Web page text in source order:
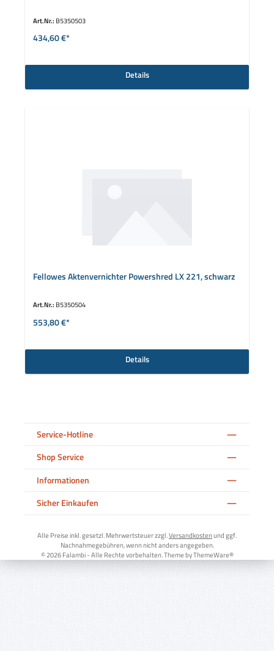
Art.Nr.: B5350503
434,60 €*
Details
Fellowes Aktenvernichter Powershred LX 221, schwarz
Art.Nr.: B5350504
553,80 €*
Details
Service-Hotline
Shop Service
Informationen
Sicher Einkaufen
Alle Preise inkl. gesetzl. Mehrwertsteuer zzgl.Versandkostenund ggf.
Nachnahmegebühren, wenn nicht anders angegeben.
© 2026 Falambi - Alle Rechte vorbehalten. Theme byThemeWare®